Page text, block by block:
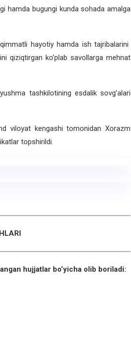
hamda bugungi kunda sohada amalga
hayotiy hamda ish tajribalarini
qiziqtirgan ko’plab savollarga mehnat
tashkilotining esdalik sovg’alari
viloyat kengashi tomonidan Xorazm
topshirildi.
hujjatlar bo’yicha olib boriladi: